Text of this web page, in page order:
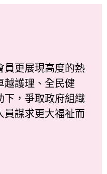
更展現高度的熱
越護理、全民健
下，爭取政府組織
謀求更大福祉而